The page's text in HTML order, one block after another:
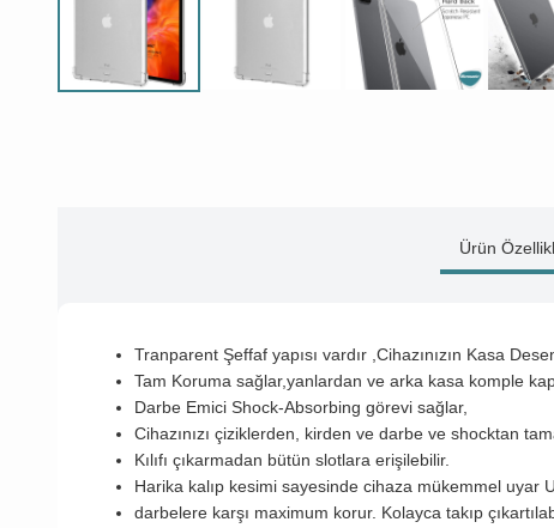
Ürün
Tranparent Şeffaf yapısı vardır ,Cihazınızın Kasa
Tam Koruma sağlar,yanlardan ve arka kasa komple
Darbe Emici Shock-Absorbing görevi sağlar,
Cihazınızı çiziklerden, kirden ve darbe ve shocktan
Kılıfı çıkarmadan bütün slotlara erişilebilir.
Harika kalıp kesimi sayesinde cihaza mükemmel uyar
darbelere karşı maximum korur. Kolayca takıp